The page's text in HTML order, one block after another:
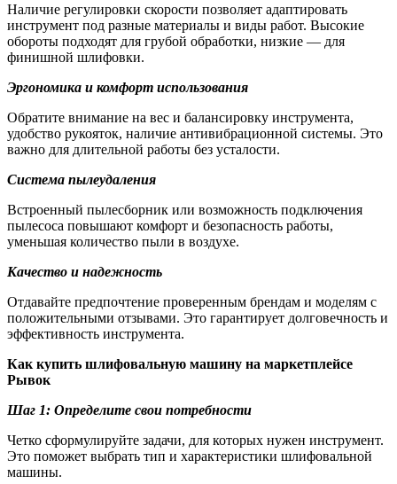
Наличие регулировки скорости позволяет адаптировать
инструмент под разные материалы и виды работ. Высокие
обороты подходят для грубой обработки, низкие — для
финишной шлифовки.
Эргономика и комфорт использования
Обратите внимание на вес и балансировку инструмента,
удобство рукояток, наличие антивибрационной системы. Это
важно для длительной работы без усталости.
Система пылеудаления
Встроенный пылесборник или возможность подключения
пылесоса повышают комфорт и безопасность работы,
уменьшая количество пыли в воздухе.
Качество и надежность
Отдавайте предпочтение проверенным брендам и моделям с
положительными отзывами. Это гарантирует долговечность и
эффективность инструмента.
Как купить шлифовальную машину на маркетплейсе
Рывок
Шаг 1: Определите свои потребности
Четко сформулируйте задачи, для которых нужен инструмент.
Это поможет выбрать тип и характеристики шлифовальной
машины.